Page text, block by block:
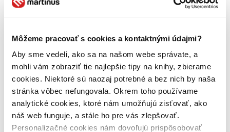
Môžeme pracovať s cookies a kontaktnými údajmi?
Aby sme vedeli, ako sa na našom webe správate, a
mohli vám zobraziť tie najlepšie tipy na knihy, zbierame
cookies. Niektoré sú naozaj potrebné a bez nich by naša
stránka vôbec nefungovala. Okrem toho používame
analytické cookies, ktoré nám umožňujú zisťovať, ako
náš web funguje, a stále ho pre vás zlepšovať.
Personalizačné cookies nám dovoľujú prispôsobovať
Vydavateľstvo
Fraus (1 titul)Fraus1
Väzba
brožovaná väzba (1 titul) brožovaná väzba
Zúžiť výber
Zoradiť